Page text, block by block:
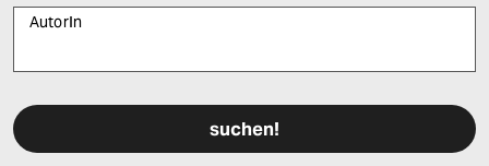
AutorIn